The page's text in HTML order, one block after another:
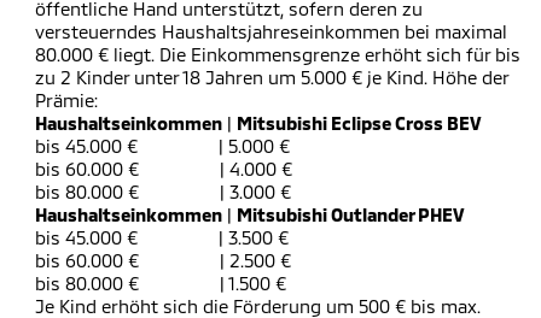
öffentliche Hand unterstützt, sofern deren zu
versteuerndes Haushaltsjahreseinkommen bei maximal
80.000 € liegt. Die Einkommensgrenze erhöht sich für bis
zu 2 Kinder unter 18 Jahren um 5.000 € je Kind. Höhe der
Prämie:
Haushaltseinkommen | Mitsubishi Eclipse Cross BEV
bis 45.000 € | 5.000 €
bis 60.000 € | 4.000 €
bis 80.000 € | 3.000 €
Haushaltseinkommen | Mitsubishi Outlander PHEV
bis 45.000 € | 3.500 €
bis 60.000 € | 2.500 €
bis 80.000 € | 1.500 €
Je Kind erhöht sich die Förderung um 500 € bis max.